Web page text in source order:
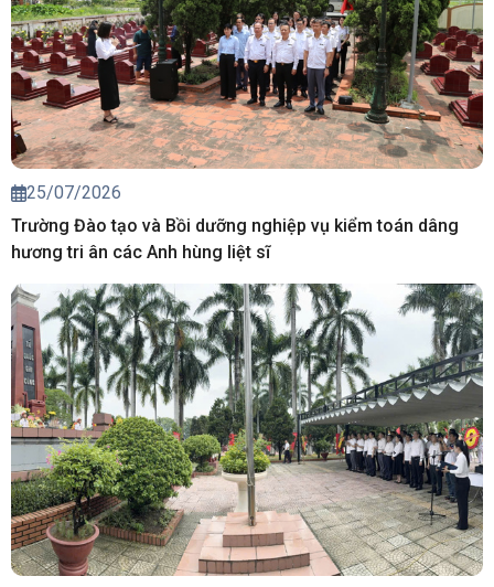
25/07/2026
Trường Đào tạo và Bồi dưỡng nghiệp vụ kiểm toán dâng
hương tri ân các Anh hùng liệt sĩ